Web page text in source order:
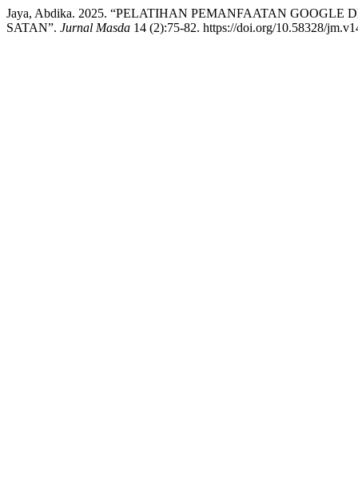
Jaya, Abdika. 2025. “PELATIHAN PEMANFAATAN
SATAN”. Jurnal Masda 14 (2):75-82. https://doi.org/10.58328/